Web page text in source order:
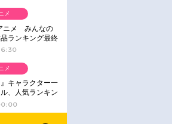
ニメ みんなの
ランキング最終
メ
』キャラクター一
、人気ランキン
診断など気にな
メ